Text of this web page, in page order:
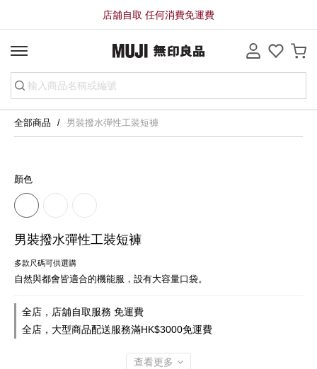
店舖自取 任何消費免運費
全部商品 男裝撥水彈性工裝短褲
顏色
男裝撥水彈性工裝短褲
多款尺碼可供選購
自然與都會皆適合的機能服，設有大容量口袋。
全店，店舖自取服務 免運費
全店，大型商品配送服務滿HK$3000免運費
查看更多